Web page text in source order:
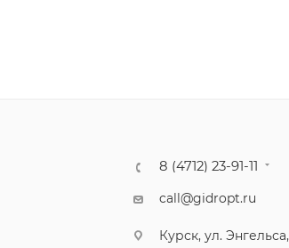
8 (4712) 23-91-11
call@gidropt.ru
Курск, ул. Энгельса,